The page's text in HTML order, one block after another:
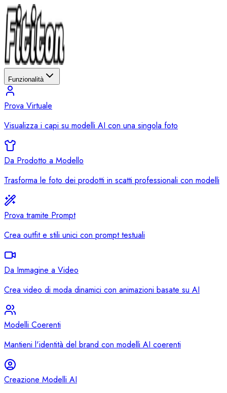
Funzionalità
Prova Virtuale
Visualizza i capi su modelli AI con una singola foto
Da Prodotto a Modello
Trasforma le foto dei prodotti in scatti professionali con modelli
Prova tramite Prompt
Crea outfit e stili unici con prompt testuali
Da Immagine a Video
Crea video di moda dinamici con animazioni basate su AI
Modelli Coerenti
Mantieni l'identità del brand con modelli AI coerenti
Creazione Modelli AI